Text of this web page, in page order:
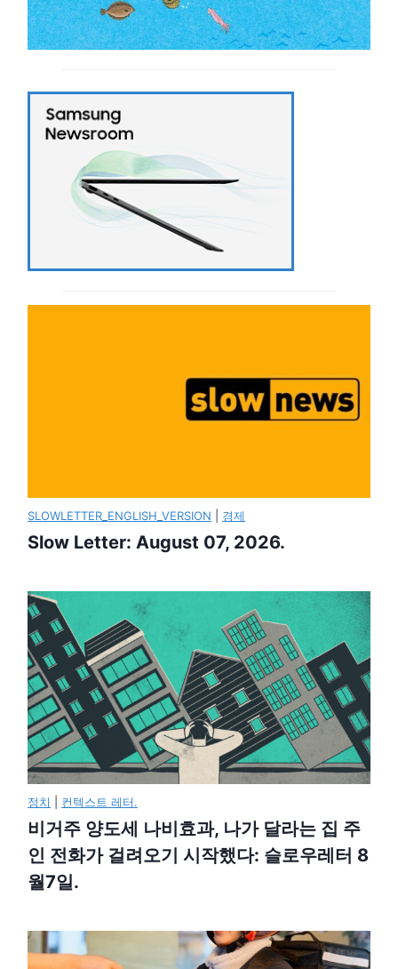
SLOWLETTER_ENGLISH_VERSION 경제
Slow Letter: August 07, 2026.
정치 컨텍스트 레터.
비거주 양도세 나비효과, 나가 달라는 집 주
인 전화가 걸려오기 시작했다: 슬로우레터 8
월7일.